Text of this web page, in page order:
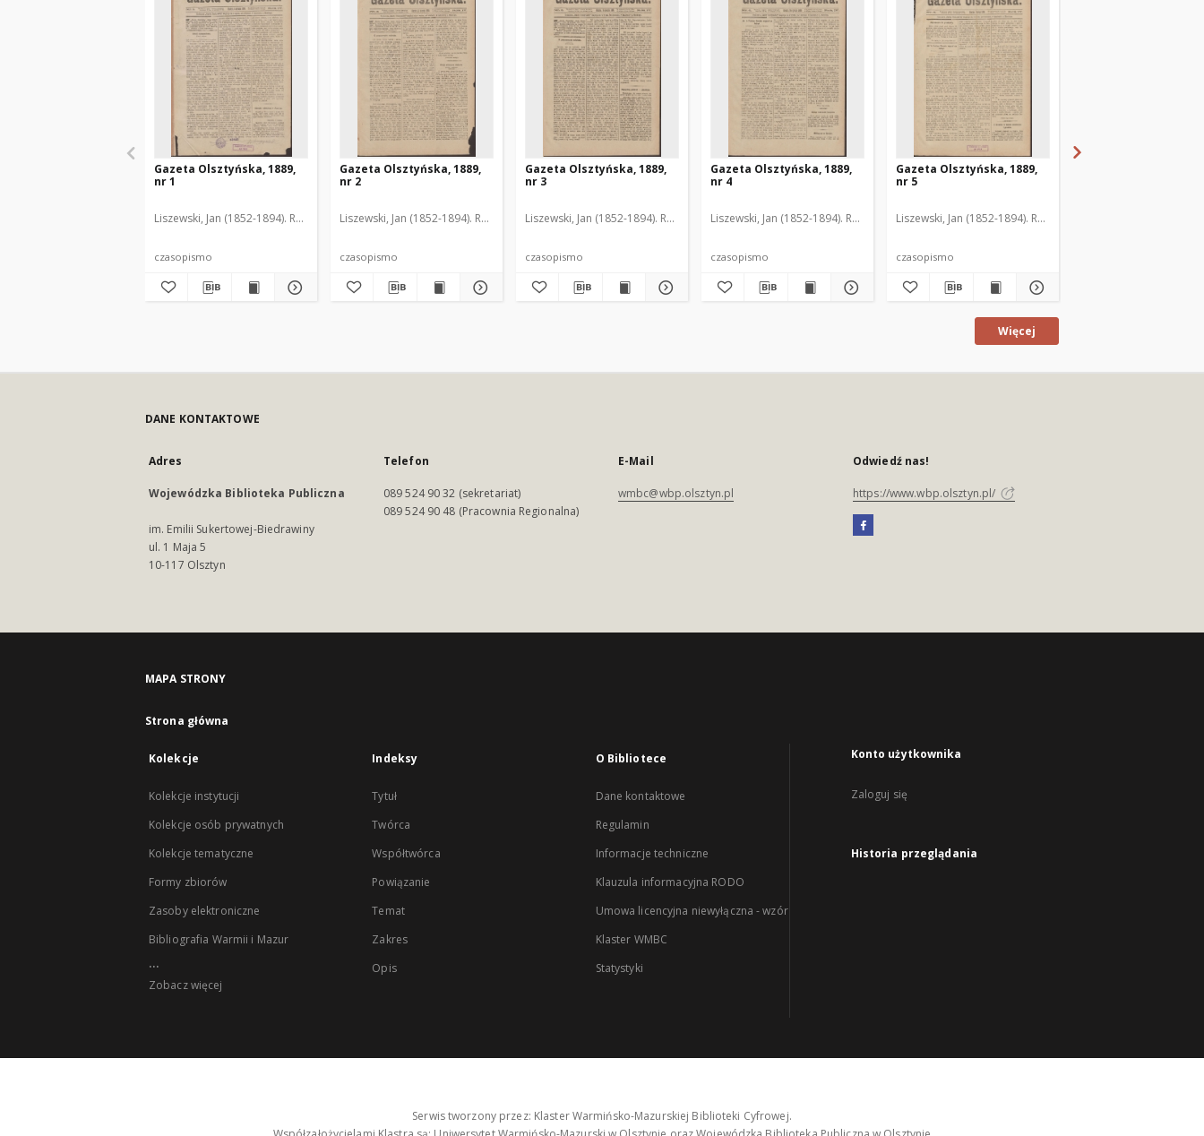
Gazeta Olsztyńska, 1889,
nr 1
Liszewski, Jan (1852-1894). Red.
czasopismo
Gazeta Olsztyńska, 1889,
nr 2
Liszewski, Jan (1852-1894). Red.
czasopismo
Gazeta Olsztyńska, 1889,
nr 3
Liszewski, Jan (1852-1894). Red.
czasopismo
Gazeta Olsztyńska, 1889,
nr 4
Liszewski, Jan (1852-1894). Red.
czasopismo
Gazeta Olsztyńska, 1889,
nr 5
Liszewski, Jan (1852-1894). Red.
czasopismo
Więcej
DANE KONTAKTOWE
Adres
Wojewódzka Biblioteka Publiczna
im. Emilii Sukertowej-Biedrawiny
ul. 1 Maja 5
10-117 Olsztyn
Telefon
089 524 90 32 (sekretariat)
089 524 90 48 (Pracownia Regionalna)
E-Mail
wmbc@wbp.olsztyn.pl
Odwiedź nas!
https://www.wbp.olsztyn.pl/
MAPA STRONY
Strona główna
Kolekcje
Kolekcje instytucji
Kolekcje osób prywatnych
Kolekcje tematyczne
Formy zbiorów
Zasoby elektroniczne
Bibliografia Warmii i Mazur
...
Zobacz więcej
Indeksy
Tytuł
Twórca
Współtwórca
Powiązanie
Temat
Zakres
Opis
O Bibliotece
Dane kontaktowe
Regulamin
Informacje techniczne
Klauzula informacyjna RODO
Umowa licencyjna niewyłączna - wzór
Klaster WMBC
Statystyki
Konto użytkownika
Zaloguj się
Historia przeglądania
Serwis tworzony przez: Klaster Warmińsko-Mazurskiej Biblioteki Cyfrowej.